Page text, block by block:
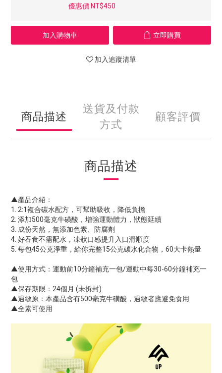
優惠價 NT$450
加入購物車 立即購買
加入追蹤清單
商品描述
送貨及付款
方式
顧客評價
商品描述
▲產品介紹：
1. 2:1複合碳水配方，可幫助吸收，降低負擔
2. 添加500毫克牛磺酸，增強運動體力，狀態延續
3. 成份天然，無添加色素、防腐劑
4. 好吞食不需配水，凍狀口感提升入口滑順度
5. 每包45公克淨重，給你完整15公克碳水化合物，60大卡熱量
▲使用方式：運動前10分鐘補充一包/運動中每30-60分鐘補充一
包
▲保存期限：24個月 (未拆封)
▲過敏原：本產品含有500毫克牛磺酸，過敏者應避免食用
▲全素可使用